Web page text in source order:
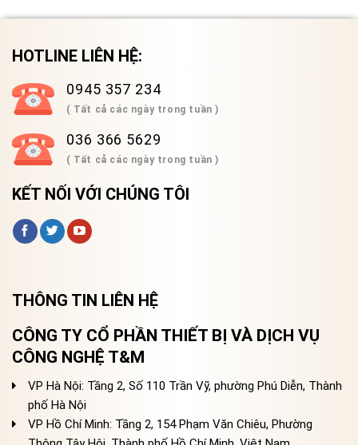
HOTLINE LIÊN HỆ:
0945 357 234
( Tất cả các ngày trong tuần )
036 366 5629
( Tất cả các ngày trong tuần )
KẾT NỐI VỚI CHÚNG TÔI
THÔNG TIN LIÊN HỆ
CÔNG TY CỔ PHẦN THIẾT BỊ VÀ DỊCH VỤ
CÔNG NGHỆ T&M
VP Hà Nội: Tầng 2, Số 110 Trần Vỹ, phường Phú Diễn, Thành
phố Hà Nội
VP Hồ Chí Minh: Tầng 2, 154 Phạm Văn Chiêu, Phường